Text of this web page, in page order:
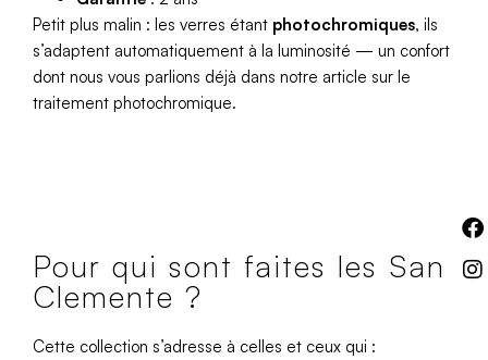
Petit plus malin : les verres étant photochromiques, ils
s’adaptent automatiquement à la luminosité — un confort
dont nous vous parlions déjà dans notre article sur le
traitement photochromique.
Pour qui sont faites les San
Clemente ?
Cette collection s’adresse à celles et ceux qui :